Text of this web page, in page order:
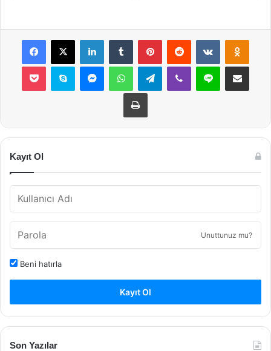
Facebook
X LinkedInTumblr PinterestReddit VKontakte
Pocket Skype MessengerWhatsAppTelegramViber Line E-Posta ile
Yazdır
Kayıt Ol
Unuttunuz mu?
Beni hatırla
Kayıt Ol
Son Yazılar